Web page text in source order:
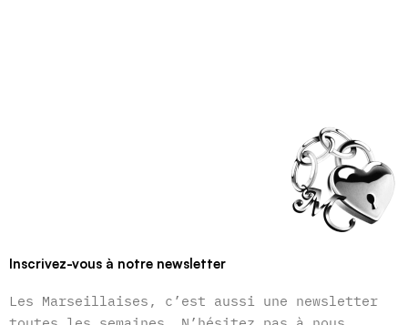
Inscrivez-vous à notre newsletter
Les Marseillaises, c’est aussi une newsletter